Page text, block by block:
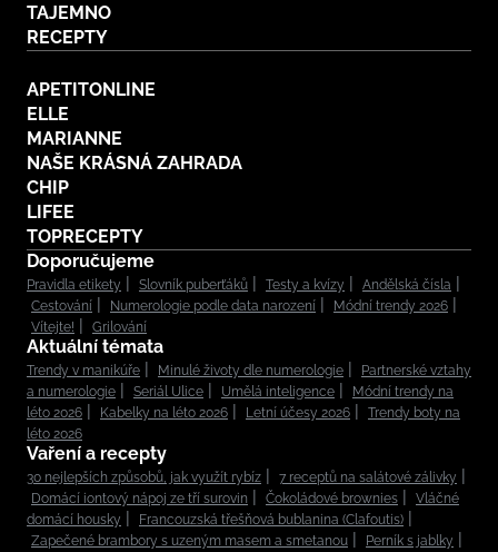
TAJEMNO
RECEPTY
APETITONLINE
ELLE
MARIANNE
NAŠE KRÁSNÁ ZAHRADA
CHIP
LIFEE
TOPRECEPTY
Doporučujeme
Pravidla etikety Slovník puberťáků Testy a kvízy
Andělská čísla
Cestování
Numerologie podle data narození
Módní trendy 2026
Vítejte!
Grilování
Aktuální témata
Trendy v manikúře Minulé životy dle numerologie
Partnerské vztahy
a numerologie
Seriál Ulice Umělá inteligence
Módní trendy na
léto 2026
Kabelky na léto 2026 Letní účesy 2026
Trendy boty na
léto 2026
Vaření a recepty
30 nejlepších způsobů, jak využít rybíz
7 receptů na salátové zálivky
Domácí iontový nápoj ze tří surovin
Čokoládové brownies
Vláčné
domácí housky
Francouzská třešňová bublanina (Clafoutis)
Zapečené brambory s uzeným masem a smetanou
Perník s jablky